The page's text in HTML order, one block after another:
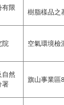
有限
樹脂樣品之
院 空氣環境檢
自然
署
旗山事業區